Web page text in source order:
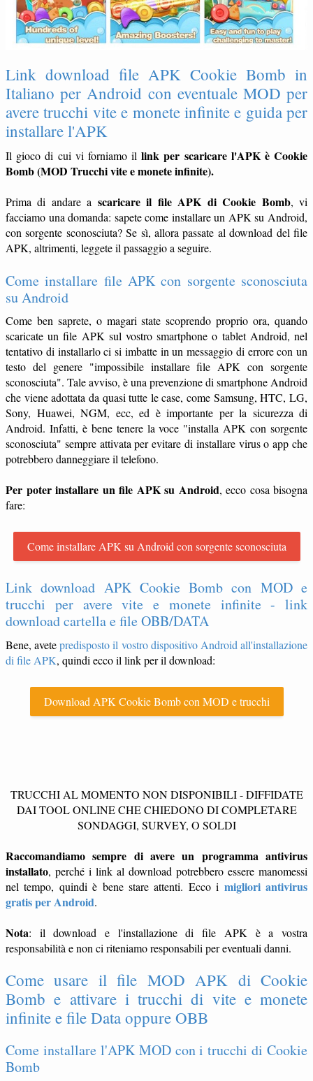
Link download file APK Cookie Bomb in
Italiano per Android con eventuale MOD per
avere trucchi vite e monete infinite e guida per
installare l'APK
Il gioco di cui vi forniamo illink per scaricare l'APK è Cookie
Bomb (MOD Trucchi vite e monete infinite).
Prima di andare a scaricare il file APK di Cookie Bomb, vi
facciamo una domanda: sapete come installare un APK su Android,
con sorgente sconosciuta? Se sì, allora passate al download del file
APK, altrimenti, leggete il passaggio a seguire.
Come installare file APK con sorgente sconosciuta
su Android
Come ben saprete, o magari state scoprendo proprio ora, quando
scaricate un file APK sul vostro smartphone o tablet Android, nel
tentativo di installarlo ci si imbatte in un messaggio di errore con un
testo del genere "impossibile installare file APK con sorgente
sconosciuta". Tale avviso, è una prevenzione di smartphone Android
che viene adottata da quasi tutte le case, come Samsung, HTC, LG,
Sony, Huawei, NGM, ecc, ed è importante per la sicurezza di
Android. Infatti, è bene tenere la voce "installa APK con sorgente
sconosciuta" sempre attivata per evitare di installare virus o app che
potrebbero danneggiare il telefono.
Per poter installare un file APK su Android, ecco cosa bisogna
fare:
Come installare APK su Android con sorgente sconosciuta
Link download APK Cookie Bomb con MOD e
trucchi per avere vite e monete infinite - link
download cartella e file OBB/DATA
Bene, avetepredisposto il vostro dispositivo Android all'installazione
di file APK, quindi ecco il link per il download:
Download APK Cookie Bomb con MOD e trucchi
TRUCCHI AL MOMENTO NON DISPONIBILI - DIFFIDATE
DAI TOOL ONLINE CHE CHIEDONO DI COMPLETARE
SONDAGGI, SURVEY, O SOLDI
Raccomandiamo sempre di avere un programma antivirus
installato, perché i link al download potrebbero essere manomessi
nel tempo, quindi è bene stare attenti. Ecco i migliori antivirus
gratis per Android.
Nota: il download e l'installazione di file APK è a vostra
responsabilità e non ci riteniamo responsabili per eventuali danni.
Come usare il file MOD APK di Cookie
Bomb e attivare i trucchi di vite e monete
infinite e file Data oppure OBB
Come installare l'APK MOD con i trucchi di Cookie
Bomb